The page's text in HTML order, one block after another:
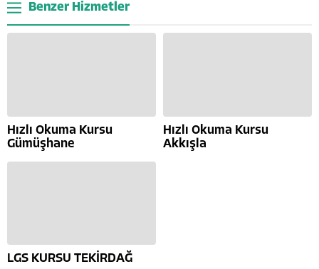
Benzer Hizmetler
Hızlı Okuma Kursu
Gümüşhane
Hızlı Okuma Kursu
Akkışla
LGS KURSU TEKİRDAĞ